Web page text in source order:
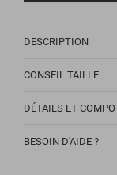
DESCRIPTION
CONSEIL TAILLE
DÉTAILS ET COMPO
BESOIN D'AIDE ?